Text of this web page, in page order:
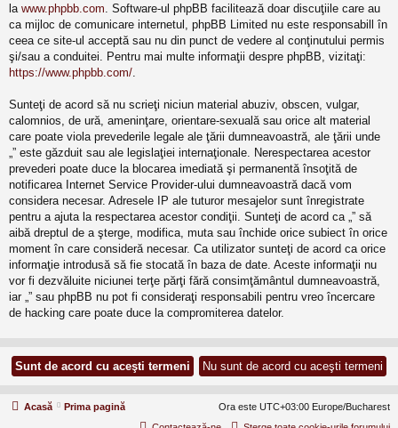
la www.phpbb.com . Software-ul phpBB facilitează doar discuţiile care au
ca mijloc de comunicare internetul, phpBB Limited nu este responsabill în
ceea ce site-ul acceptă sau nu din punct de vedere al conţinutului permis
şi/sau a conduitei. Pentru mai multe informaţii despre phpBB, vizitaţi:
https://www.phpbb.com/
Sunteţi de acord să nu scrieţi niciun material abuziv, obscen, vulgar,
calomnios, de ură, ameninţare, orientare-sexuală sau orice alt material
care poate viola prevederile legale ale ţării dumneavoastră, ale ţării unde
„” este găzduit sau ale legislaţiei internaţionale. Nerespectarea acestor
prevederi poate duce la blocarea imediată şi permanentă însoţită de
notificarea Internet Service Provider-ului dumneavoastră dacă vom
considera necesar. Adresele IP ale tuturor mesajelor sunt înregistrate
pentru a ajuta la respectarea acestor condiţii. Sunteţi de acord ca „” să
aibă dreptul de a şterge, modifica, muta sau închide orice subiect în orice
moment în care consideră necesar. Ca utilizator sunteţi de acord ca orice
informaţie introdusă să fie stocată în baza de date. Aceste informaţii nu
vor fi dezvăluite niciunei terţe părţi fără consimţământul dumneavoastră,
iar „” sau phpBB nu pot fi consideraţi responsabili pentru vreo încercare
de hacking care poate duce la compromiterea datelor.
Acasă Prima pagină
Ora este UTC+03:00 Europe/Bucharest